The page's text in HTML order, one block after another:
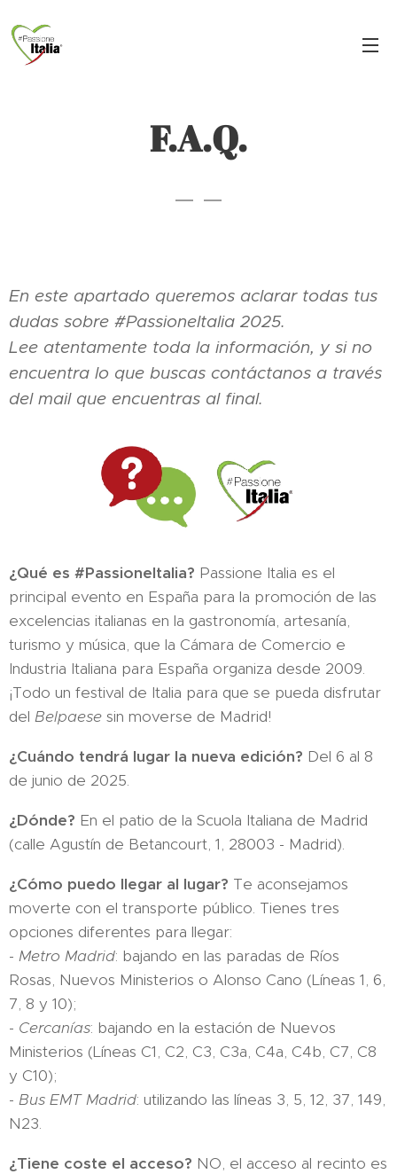
F.A.Q.
En este apartado queremos aclarar todas tus
dudas sobre #PassioneItalia 2025.
Lee atentamente toda la información, y si no
encuentra lo que buscas contáctanos a través
del mail que encuentras al final.
¿Qué es #PassioneItalia? Passione Italia es el
principal evento en España para la promoción de las
excelencias italianas en la gastronomía, artesanía,
turismo y música, que la Cámara de Comercio e
Industria Italiana para España organiza desde 2009.
¡Todo un festival de Italia para que se pueda disfrutar
del Belpaese sin moverse de Madrid!
¿Cuándo tendrá lugar la nueva edición? Del 6 al 8
de junio de 2025.
¿Dónde? En el patio de la Scuola Italiana de Madrid
(calle Agustín de Betancourt, 1, 28003 - Madrid).
¿Cómo puedo llegar al lugar? Te aconsejamos
moverte con el transporte público. Tienes tres
opciones diferentes para llegar:
- Metro Madrid: bajando en las paradas de Ríos
Rosas, Nuevos Ministerios o Alonso Cano (Líneas 1, 6,
7, 8 y 10);
- Cercanías: bajando en la estación de Nuevos
Ministerios (Líneas C1, C2, C3, C3a, C4a, C4b, C7, C8
y C10);
- Bus EMT Madrid: utilizando las líneas 3, 5, 12, 37, 149,
N23.
¿Tiene coste el acceso? NO, el acceso al recinto es